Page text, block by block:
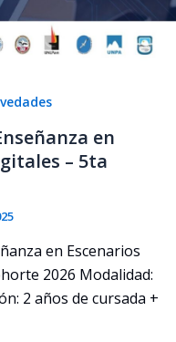
en
– 5ta
en Escenarios
2026 Modalidad:
2 años de cursada +